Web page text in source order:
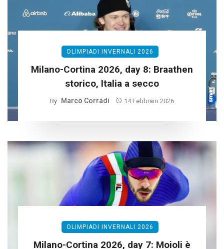
OLIMPIADI INVERNALI 2026
Milano-Cortina 2026, day 8: Braathen
storico, Italia a secco
By Marco Corradi 14 Febbraio 2026
OLIMPIADI INVERNALI 2026
Milano-Cortina 2026, day 7: Moioli è